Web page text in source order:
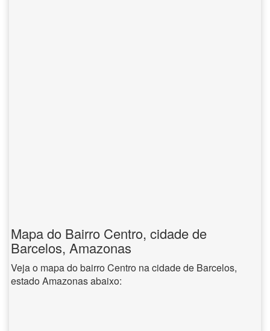
Mapa do Bairro Centro, cidade de
Barcelos, Amazonas
Veja o mapa do bairro Centro na cidade de Barcelos,
estado Amazonas abaixo: